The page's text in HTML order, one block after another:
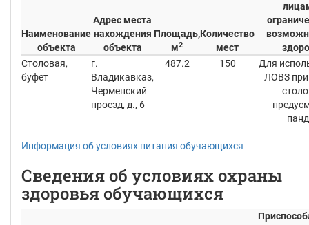
Наименование
объекта
Адрес места
нахождения
объекта
Площадь,
м2
Количество
мест
Столовая,
буфет
г.
Владикавказ,
Черменский
проезд, д., 6
487.2 150
Для
ЛОВЗ при
Информация об условиях питания обучающихся
Сведения об условиях охраны
здоровья обучающихся